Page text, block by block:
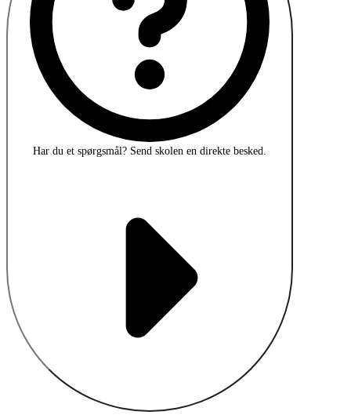
Har du et spørgsmål? Send skolen en direkte besked.